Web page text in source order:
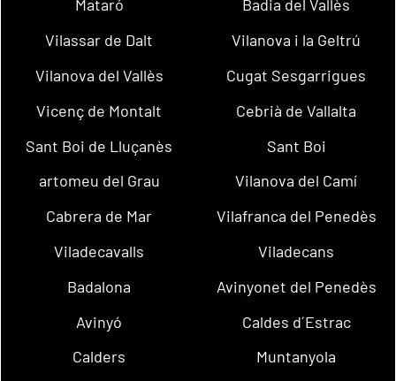
Mataró
Badia del Vallès
Vilassar de Dalt
Vilanova i la Geltrú
Vilanova del Vallès
Cugat Sesgarrigues
Vicenç de Montalt
Cebrià de Vallalta
Sant Boi de Lluçanès
Sant Boi
artomeu del Grau
Vilanova del Camí
Cabrera de Mar
Vilafranca del Penedès
Viladecavalls
Viladecans
Badalona
Avinyonet del Penedès
Avinyó
Caldes d´Estrac
Calders
Muntanyola